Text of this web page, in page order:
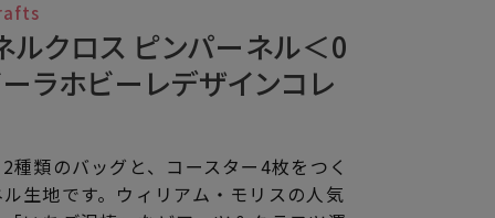
ルクロス ピンパーネル＜0
ラホビーレデザインコレ
種類のバッグと、コースター4枚をつく
生地です。ウィリアム・モリスの人気